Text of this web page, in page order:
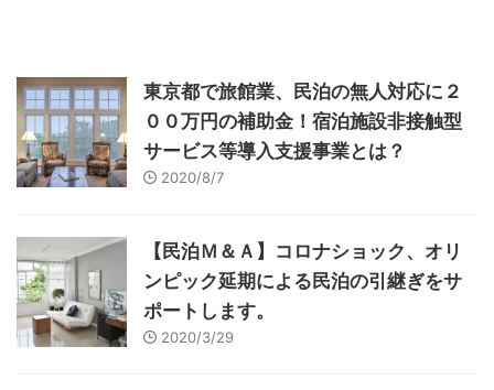
東京都で旅館業、民泊の無人対応に２
００万円の補助金！宿泊施設非接触型
サービス等導入支援事業とは？
2020/8/7
【民泊Ｍ＆Ａ】コロナショック、オリ
ンピック延期による民泊の引継ぎをサ
ポートします。
2020/3/29